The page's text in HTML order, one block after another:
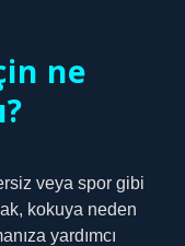
ne
veya spor gibi
kokuya neden
yardımcı